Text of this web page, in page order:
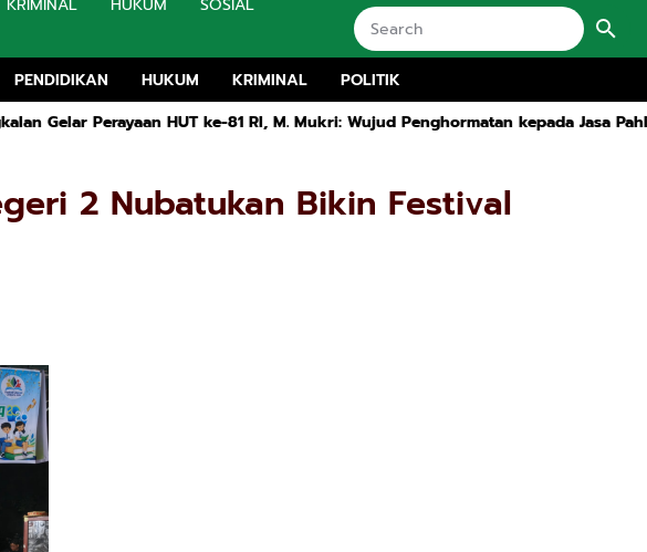
PENDIDIKAN HUKUM KRIMINAL
POLITIK
ke-81 RI, M. Mukri: Wujud Penghormatan kepada Jasa Pahlawan Peringati
2 Nubatukan Bikin Festival